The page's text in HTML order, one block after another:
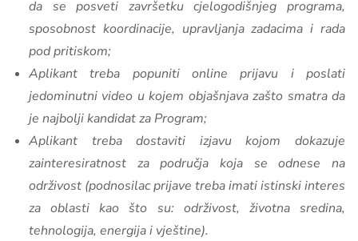
da se posveti završetku cjelogodišnjeg programa,
sposobnost koordinacije, upravljanja zadacima i rada
pod pritiskom;
Aplikant treba popuniti online prijavu i poslati
jedominutni video u kojem objašnjava zašto smatra da
je najbolji kandidat za Program;
Aplikant treba dostaviti izjavu kojom dokazuje
zainteresiratnost za područja koja se odnese na
održivost (podnosilac prijave treba imati istinski interes
za oblasti kao što su: održivost, životna sredina,
tehnologija, energija i vještine).